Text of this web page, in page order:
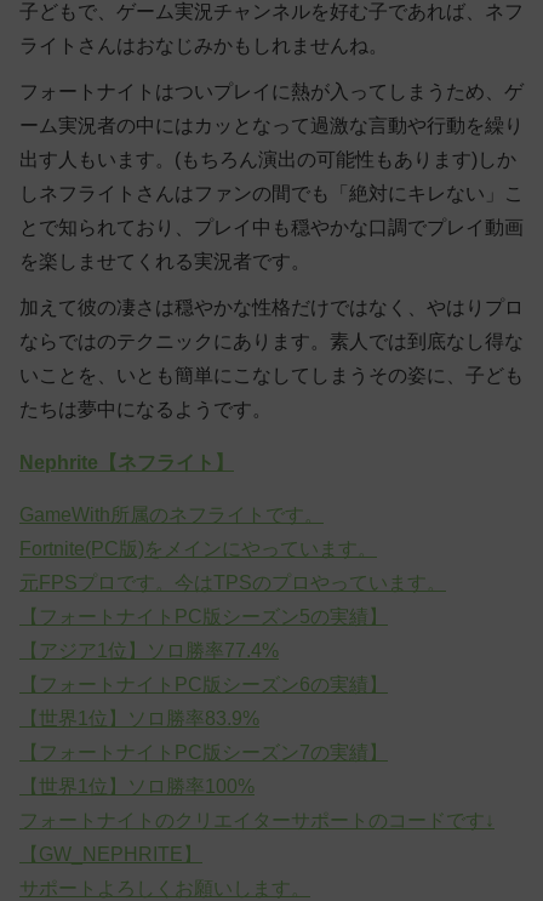
子どもで、ゲーム実況チャンネルを好む子であれば、ネフ
ライトさんはおなじみかもしれませんね。
フォートナイトはついプレイに熱が入ってしまうため、ゲ
ーム実況者の中にはカッとなって過激な言動や行動を繰り
出す人もいます。(もちろん演出の可能性もあります)しか
しネフライトさんはファンの間でも「絶対にキレない」こ
とで知られており、プレイ中も穏やかな口調でプレイ動画
を楽しませてくれる実況者です。
加えて彼の凄さは穏やかな性格だけではなく、やはりプロ
ならではのテクニックにあります。素人では到底なし得な
いことを、いとも簡単にこなしてしまうその姿に、子ども
たちは夢中になるようです。
Nephrite【ネフライト】
GameWith所属のネフライトです。
Fortnite(PC版)をメインにやっています。
元FPSプロです。今はTPSのプロやっています。
【フォートナイトPC版シーズン5の実績】
【アジア1位】ソロ勝率77.4%
【フォートナイトPC版シーズン6の実績】
【世界1位】ソロ勝率83.9%
【フォートナイトPC版シーズン7の実績】
【世界1位】ソロ勝率100%
フォートナイトのクリエイターサポートのコードです↓
【GW_NEPHRITE】
サポートよろしくお願いします。